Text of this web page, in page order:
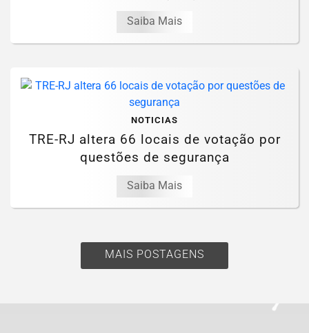
Saiba Mais
NOTICIAS
TRE-RJ altera 66 locais de votação por
questões de segurança
Saiba Mais
MAIS POSTAGENS